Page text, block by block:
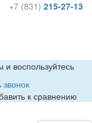
+7 (831) 215-27-13
звонок
и воспользуйтесь
к сравнению